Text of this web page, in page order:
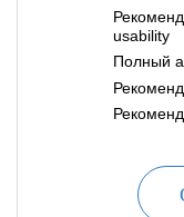
usability
Полный